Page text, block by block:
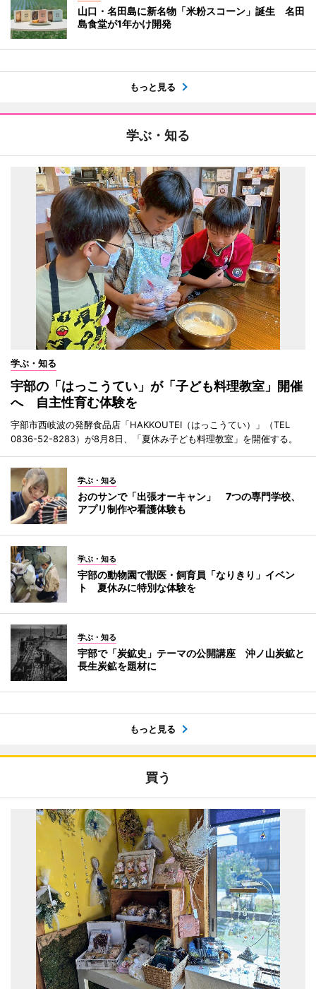
山口・名田島に新名物「米粉スコーン」誕生 名田
島食堂が1年かけ開発
もっと見る
学ぶ・知る
学ぶ・知る
宇部の「はっこうてい」が「子ども料理教室」開催
へ 自主性育む体験を
宇部市西岐波の発酵食品店「HAKKOUTEI（はっこうてい）」（TEL
0836-52-8283）が8月8日、「夏休み子ども料理教室」を開催する。
学ぶ・知る
おのサンで「出張オーキャン」 7つの専門学校、
アプリ制作や看護体験も
学ぶ・知る
宇部の動物園で獣医・飼育員「なりきり」イベン
ト 夏休みに特別な体験を
学ぶ・知る
宇部で「炭鉱史」テーマの公開講座 沖ノ山炭鉱と
長生炭鉱を題材に
もっと見る
買う